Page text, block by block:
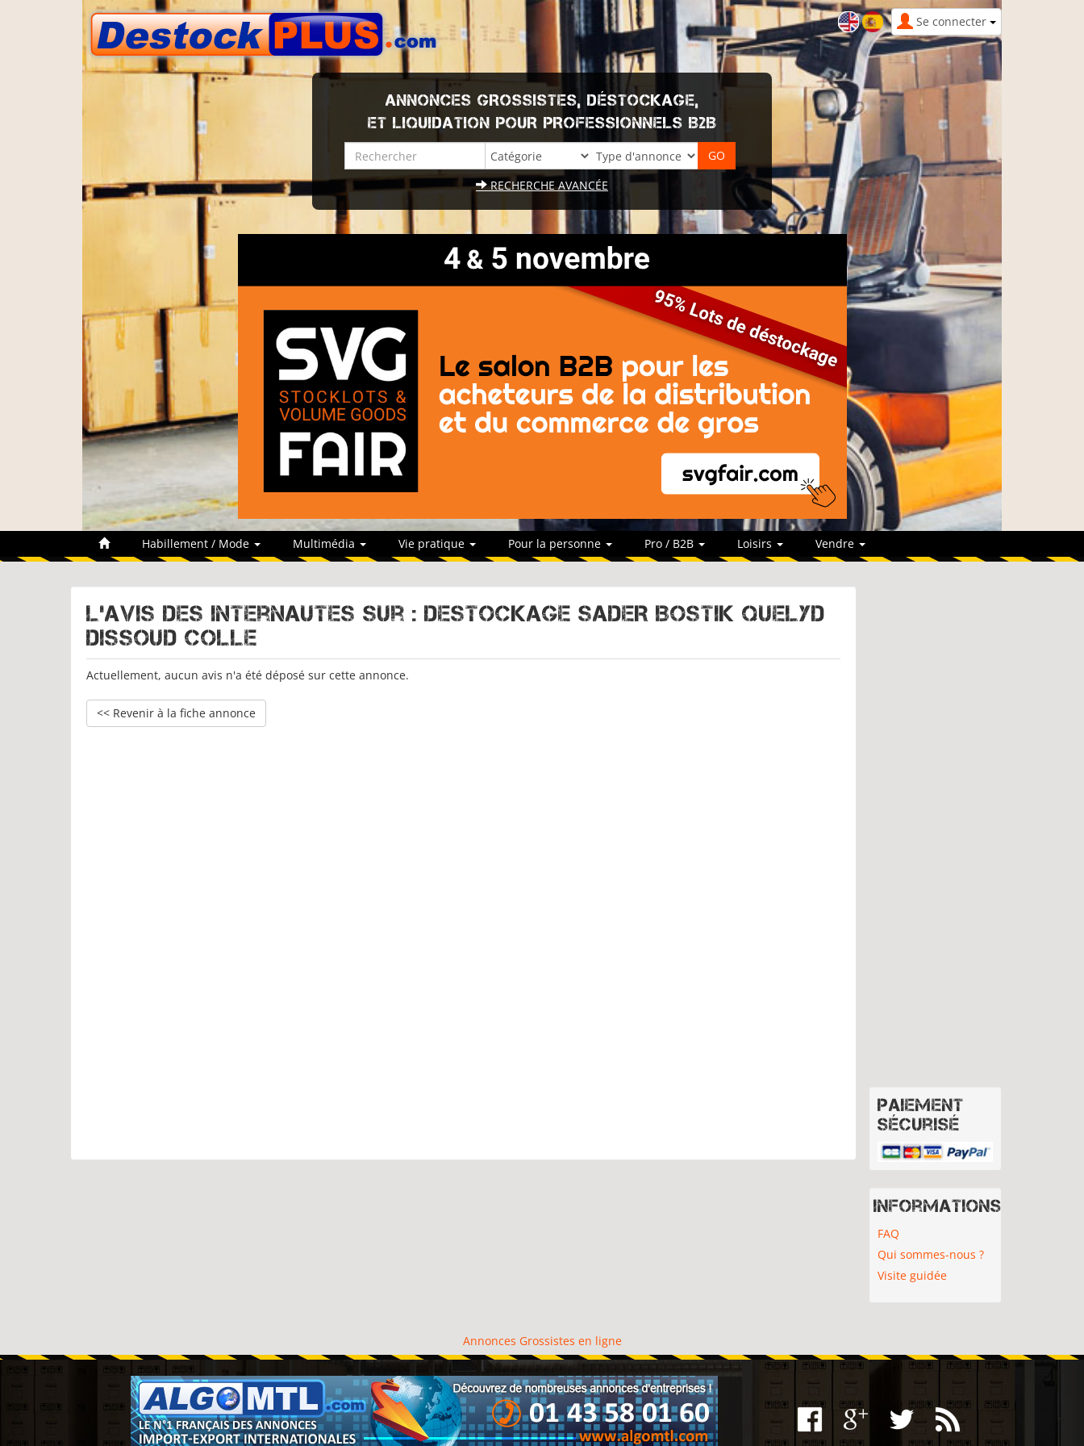
Se connecter
ANNONCES GROSSISTES, DÉSTOCKAGE,
ET LIQUIDATION POUR PROFESSIONNELS B2B
RECHERCHE AVANCÉE
Habillement / Mode Multimédia Vie pratique Pour la personne Pro / B2B Loisirs Vendre
L'avis des internautes sur : Destockage SADER BOSTIK QUELYD
Dissoud colle
Actuellement, aucun avis n'a été déposé sur cette annonce.
<< Revenir à la fiche annonce
Paiement
sécurisé
Informations
FAQ
Qui sommes-nous ?
Visite guidée
Annonces Grossistes en ligne